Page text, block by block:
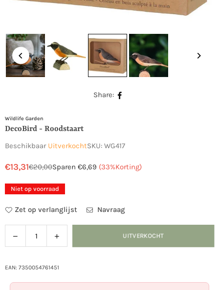
Share:
Wildlife Garden
DecoBird - Roodstaart
Beschikbaar UitverkochtSKU: WG417
Normale
prijs
€13,31€20,00Sparen €6,69 (33%Korting)
Niet op voorraad
Zet op verlanglijst Navraag
Hoeveelheid
Verlaag
de
voor
Verhoog
de
UITVERKOCHT
EAN: 7350054761451